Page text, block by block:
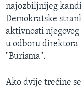
najozbiljnijeg
Demokratske
aktivnosti
u odboru direktora
"Burisma".
Ako dvije trećine